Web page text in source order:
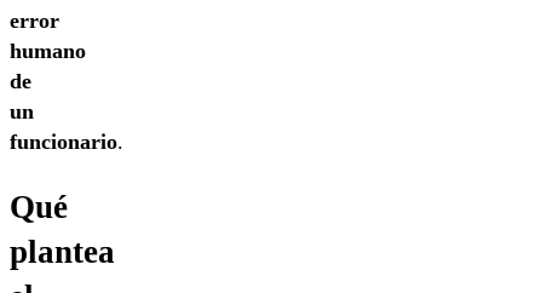
error
humano
de
un
funcionario.
Qué
plantea